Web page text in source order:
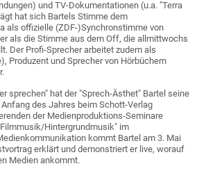
und TV-Dokumentationen (u.a. "Terra
hat sich Bartels Stimme dem
als offizielle (ZDF-)Synchronstimme von
als die Stimme aus dem Off, die allmittwochs
Der Profi-Sprecher arbeitet zudem als
Produzent und Sprecher von Hörbüchern
sprechen" hat der "Sprech-Ästhet" Bartel seine
des Jahres beim Schott-Verlag
der Medienproduktions-Seminare
Hintergrundmusik" im
kommt Bartel am 3. Mai
erklärt und demonstriert er live, worauf
Medien ankommt.